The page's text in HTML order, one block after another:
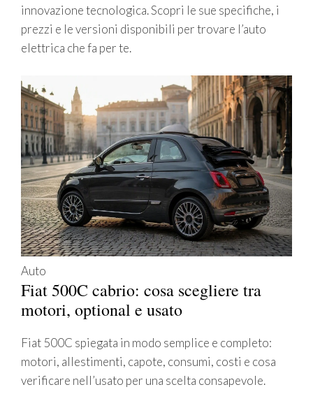
innovazione tecnologica. Scopri le sue specifiche, i
prezzi e le versioni disponibili per trovare l’auto
elettrica che fa per te.
Auto
Fiat 500C cabrio: cosa scegliere tra
motori, optional e usato
Fiat 500C spiegata in modo semplice e completo:
motori, allestimenti, capote, consumi, costi e cosa
verificare nell’usato per una scelta consapevole.